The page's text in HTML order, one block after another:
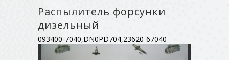
Распылитель форсунки
дизельный
093400-7040,DN0PD704,23620-67040